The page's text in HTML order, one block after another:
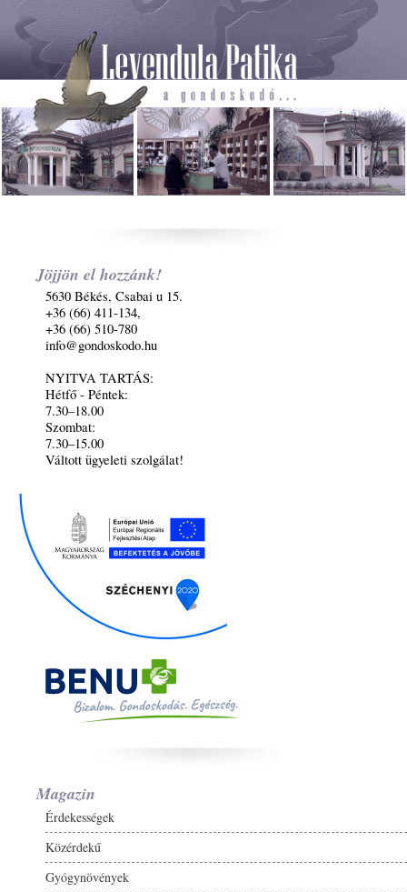
Jöjjön el hozzánk!
5630 Békés, Csabai u 15.
+36 (66) 411-134,
+36 (66) 510-780
info@gondoskodo.hu
NYITVA TARTÁS:
Hétfő - Péntek:
7.30–18.00
Szombat:
7.30–15.00
Váltott ügyeleti szolgálat!
Magazin
Érdekességek
Közérdekű
Gyógynövények